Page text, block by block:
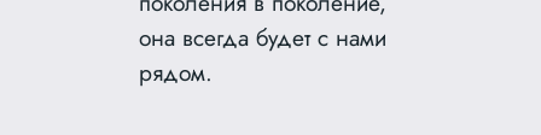
она всегда будет с нами
рядом.